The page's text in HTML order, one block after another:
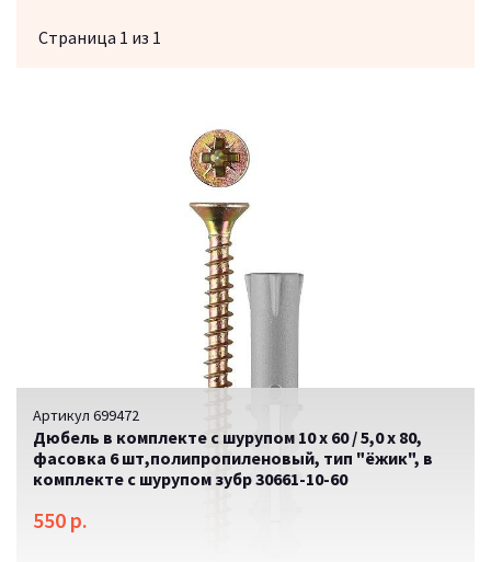
Страница 1 из 1
Артикул 699472
Дюбель в комплекте с шурупом 10 х 60 / 5,0 х 80,
фасовка 6 шт,полипропиленовый, тип "ёжик", в
комплекте с шурупом зубр 30661-10-60
550 р.